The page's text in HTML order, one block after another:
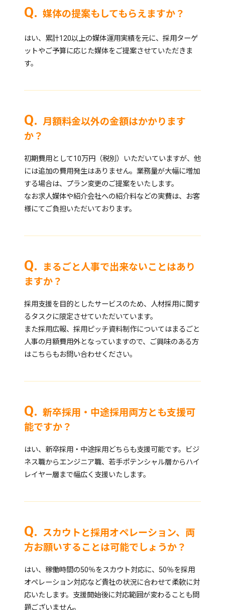
媒体の提案もしてもらえますか？
はい、累計120以上の媒体運用実績を元に、採用ターゲ
ットやご予算に応じた媒体をご提案させていただきま
す。
月額料金以外の金額はかかります
か？
初期費用として10万円（税別）いただいていますが、他
には追加の費用発生はありません。業務量が大幅に増加
する場合は、プラン変更のご提案をいたします。
なお求人媒体や紹介会社への紹介料などの実費は、お客
様にてご負担いただいております。
まるごと人事で出来ないことはあり
ますか？
採用支援を目的としたサービスのため、人材採用に関す
るタスクに限定させていただいています。
また採用広報、採用ピッチ資料制作についてはまるごと
人事の月額費用外となっていますので、ご興味のある方
はこちらもお問い合わせください。
新卒採用・中途採用両方とも支援可
能ですか？
はい、新卒採用・中途採用どちらも支援可能です。ビジ
ネス職からエンジニア職、若手ポテンシャル層からハイ
レイヤー層まで幅広く支援いたします。
スカウトと採用オペレーション、両
方お願いすることは可能でしょうか？
はい、稼働時間の50％をスカウト対応に、50％を採用
オペレーション対応など貴社の状況に合わせて柔軟に対
応いたします。支援開始後に対応範囲が変わることも問
題ございません。